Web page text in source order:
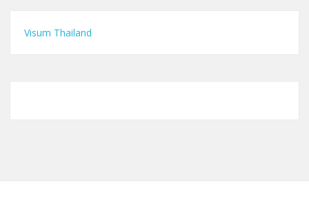
Visum Thailand